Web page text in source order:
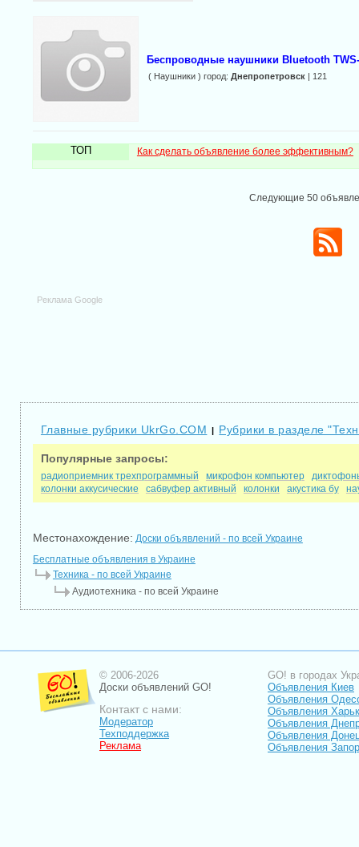
Беспроводные наушники Bluetooth
( Наушники ) город: Днепропетровск| 121
ТОП Как сделать объявление более эффективным?
Следующие 50
Реклама Google
Главные рубрики UkrGo.COM | Рубрики в разделе
Популярные запросы:
радиоприемник трехпрограммный микрофон компьютер
колонки аккусические
сабвуфер активный колонки акустика бу
Местонахождение: Доски объявлений - по всей Украине
Бесплатные объявления в Украине
Техника - по всей Украине
Аудиотехника - по всей Украине
© 2006-2026
Доски объявлений GO!
Контакт с нами:
Модератор
Техподдержка
Реклама
GO! в городах
Объявления Киев
Объявления
Объявления
Объявления
Объявления
Объявления